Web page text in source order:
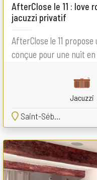
AfterClose le 11 : love
jacuzzi privatif
AfterClose le 11
conçue pour une nuit
Jacuzzi
Saint-Sébastien-sur-Loire